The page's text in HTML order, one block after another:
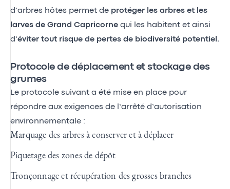
d’arbres hôtes permet de protéger les arbres et les
larves de Grand Capricorne qui les habitent et ainsi
d’éviter tout risque de pertes de biodiversité potentiel.
Protocole de déplacement et stockage des
grumes
Le protocole suivant a été mise en place pour
répondre aux exigences de l’arrêté d’autorisation
environnementale :
Marquage des arbres à conserver et à déplacer
Piquetage des zones de dépôt
Tronçonnage et récupération des grosses branches